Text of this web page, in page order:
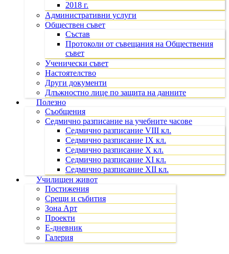
2018 г.
Административни услуги
Обществен съвет
Състав
Протоколи от съвещания на Обществения
съвет
Ученически съвет
Настоятелство
Други документи
Длъжностно лице по защита на данните
Полезно
Съобщения
Седмично разписание на учебните часове
Седмично разписание VIII кл.
Седмично разписание IX кл.
Седмично разписание X кл.
Седмично разписание XI кл.
Седмично разписание XII кл.
Училищен живот
Постижения
Срещи и събития
Зона Арт
Проекти
Е-дневник
Галерия